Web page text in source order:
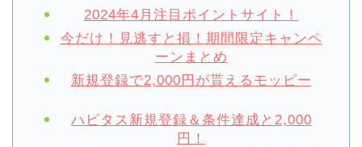
2024年4月注目ポイントサイト！
今だけ！見逃すと損！期間限定キャンペ
ーンまとめ
新規登録で2,000円が貰えるモッピー
ハピタス新規登録＆条件達成と2,000
円！